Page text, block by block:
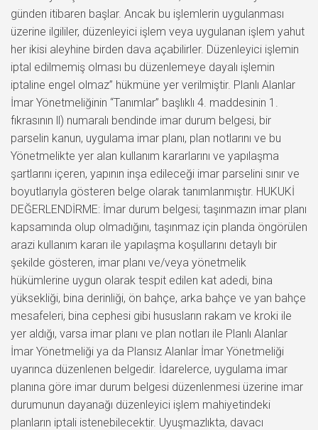
günden itibaren başlar. Ancak bu işlemlerin uygulanması
üzerine ilgililer, düzenleyici işlem veya uygulanan işlem yahut
her ikisi aleyhine birden dava açabilirler. Düzenleyici işlemin
iptal edilmemiş olması bu düzenlemeye dayalı işlemin
iptaline engel olmaz” hükmüne yer verilmiştir. Planlı Alanlar
İmar Yönetmeliğinin “Tanımlar” başlıklı 4. maddesinin 1.
fıkrasının ll) numaralı bendinde imar durum belgesi, bir
parselin kanun, uygulama imar planı, plan notlarını ve bu
Yönetmelikte yer alan kullanım kararlarını ve yapılaşma
şartlarını içeren, yapının inşa edileceği imar parselini sınır ve
boyutlarıyla gösteren belge olarak tanımlanmıştır. HUKUKİ
DEĞERLENDİRME: İmar durum belgesi; taşınmazın imar planı
kapsamında olup olmadığını, taşınmaz için planda öngörülen
arazi kullanım kararı ile yapılaşma koşullarını detaylı bir
şekilde gösteren, imar planı ve/veya yönetmelik
hükümlerine uygun olarak tespit edilen kat adedi, bina
yüksekliği, bina derinliği, ön bahçe, arka bahçe ve yan bahçe
mesafeleri, bina cephesi gibi hususların rakam ve kroki ile
yer aldığı, varsa imar planı ve plan notları ile Planlı Alanlar
İmar Yönetmeliği ya da Plansız Alanlar İmar Yönetmeliği
uyarınca düzenlenen belgedir. İdarelerce, uygulama imar
planına göre imar durum belgesi düzenlenmesi üzerine imar
durumunun dayanağı düzenleyici işlem mahiyetindeki
planların iptali istenebilecektir. Uyuşmazlıkta, davacı